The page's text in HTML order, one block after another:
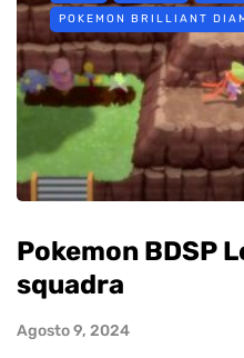
POKEMON BRILLIANT
Pokemon BDSP
squadra
Agosto 9, 2024